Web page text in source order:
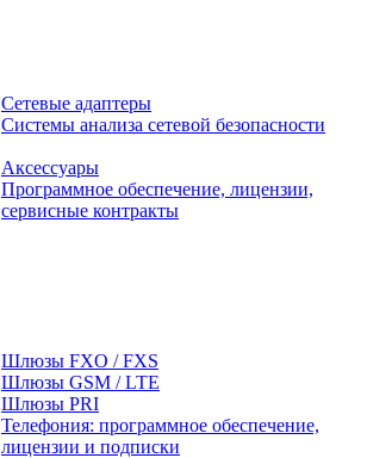
Сетевые адаптеры
Системы анализа сетевой безопасности
Аксессуары
Программное обеспечение, лицензии,
сервисные контракты
Шлюзы FXO / FXS
Шлюзы GSM / LTE
Шлюзы PRI
Телефония: программное обеспечение,
лицензии и подписки